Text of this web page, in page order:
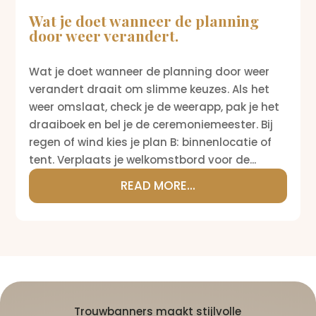
Wat je doet wanneer de planning
door weer verandert.
Wat je doet wanneer de planning door weer
verandert draait om slimme keuzes. Als het
weer omslaat, check je de weerapp, pak je het
draaiboek en bel je de ceremoniemeester. Bij
regen of wind kies je plan B: binnenlocatie of
tent. Verplaats je welkomstbord voor de...
READ MORE...
Trouwbanners maakt stijlvolle